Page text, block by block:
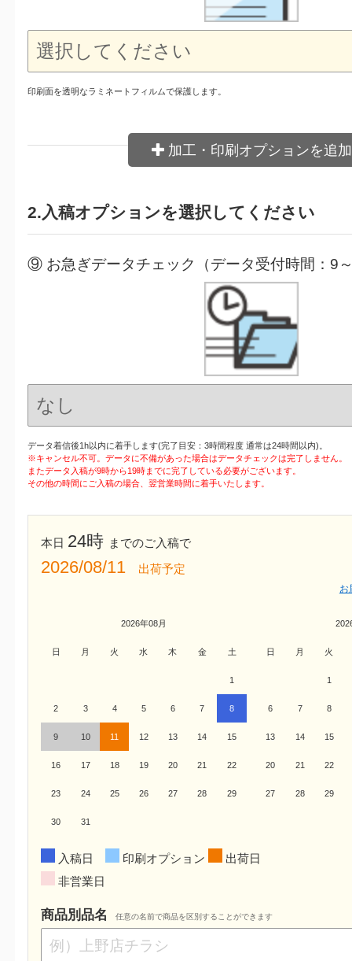
印刷面を透明なラミネートフィルムで保護します。
加工・印刷オプションを追加
2.入稿オプションを選択してください
⑨ お急ぎデータチェック（データ受付時間：9
データ着信後1h以内に着手します(完了目安：3時間程度 通常は24時間以内)。
※キャンセル不可。データに不備があった場合はデータチェックは完了しません。
またデータ入稿が9時から19時までに完了している必要がございます。
その他の時間にご入稿の場合、翌営業時間に着手いたします。
本日 24時 までのご入稿で
2026/08/11 出荷予定
お
2026年08月
日 月 火 水 木 金 土
1
2 3 4 5 6 7 8
9 10 11 12 13 14 15
16 17 18 19 20 21 22
23 24 25 26 27 28 29
30 31
日 月 火
1
6 7 8
13 14 15
20 21 22
27 28 29
入稿日 印刷オプション
出荷日
非営業日
商品別品名 任意の名前で商品を区別することができます